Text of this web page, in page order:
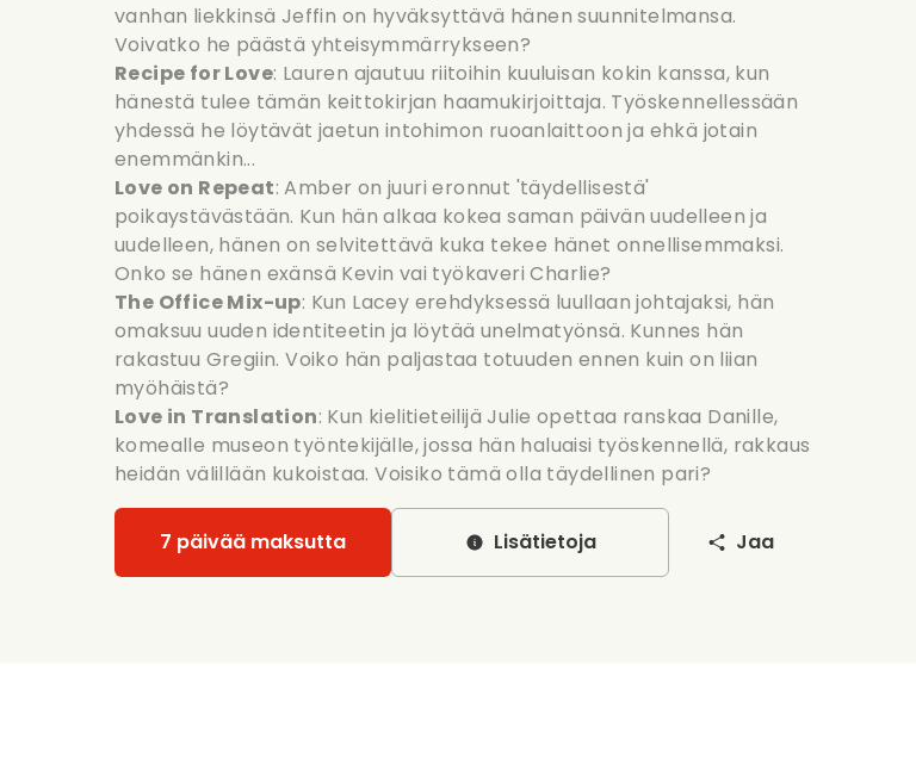
vanhan liekkinsä Jeffin on hyväksyttävä hänen suunnitelmansa.
Voivatko he päästä yhteisymmärrykseen?
Recipe for Love: Lauren ajautuu riitoihin kuuluisan kokin kanssa, kun
hänestä tulee tämän keittokirjan haamukirjoittaja. Työskennellessään
yhdessä he löytävät jaetun intohimon ruoanlaittoon ja ehkä jotain
enemmänkin...
Love on Repeat: Amber on juuri eronnut 'täydellisestä'
poikaystävästään. Kun hän alkaa kokea saman päivän uudelleen ja
uudelleen, hänen on selvitettävä kuka tekee hänet onnellisemmaksi.
Onko se hänen exänsä Kevin vai työkaveri Charlie?
The Office Mix-up: Kun Lacey erehdyksessä luullaan johtajaksi, hän
omaksuu uuden identiteetin ja löytää unelmatyönsä. Kunnes hän
rakastuu Gregiin. Voiko hän paljastaa totuuden ennen kuin on liian
myöhäistä?
Love in Translation: Kun kielitieteilijä Julie opettaa ranskaa Danille,
komealle museon työntekijälle, jossa hän haluaisi työskennellä, rakkaus
heidän välillään kukoistaa. Voisiko tämä olla täydellinen pari?
7 päivää maksutta Lisätietoja Jaa